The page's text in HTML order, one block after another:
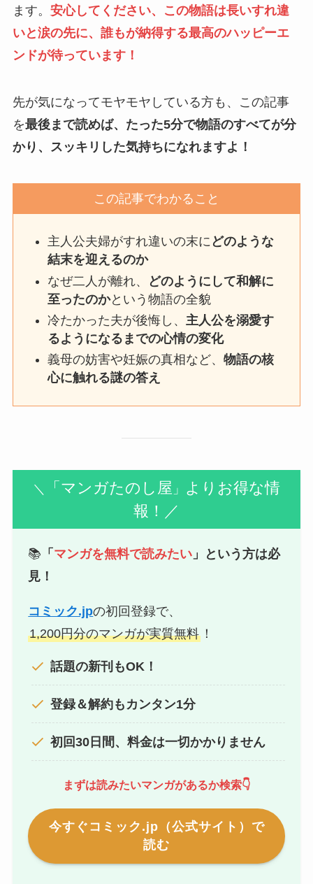
ます。 安心してください、この物語は長いすれ違
いと涙の先に、誰もが納得する最高のハッピーエ
ンドが待っています！
先が気になってモヤモヤしている方も、この記事
を最後まで読めば、たった5分で物語のすべてが分
かり、スッキリした気持ちになれますよ！
この記事でわかること
主人公夫婦がすれ違いの末に どのような
結末を迎えるのか
なぜ二人が離れ、
どのようにして和解に
至ったのかという物語の全貌
冷たかった夫が後悔し、 主人公を溺愛す
るようになるまでの心情の変化
義母の妨害や妊娠の真相など、物語の核
心に触れる謎の答え
＼ 「マンガたのし屋 」
よりお得な情
報！／
📚 「 マンガを無料で読みたい 」という方は必
見！
コミック.jpの初回登録で、
1,200円分のマンガが実質無料 ！
話題の新刊もOK！
登録＆解約もカンタン1分
初回30日間、料金は一切かかりません
まずは読みたいマンガがあるか検索👇
今すぐコミック.jp（公式サイト）で
読む